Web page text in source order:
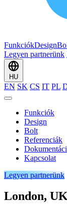
FunkciókDesign
Legyen partnerünk
HU
EN SK CS IT PL
Funkciók
Design
Bolt
Referenciák
Kapcsolat
Legyen partnerünk
London,